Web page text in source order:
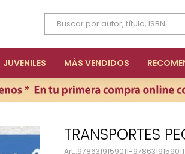
JUVENILES MÁS VENDIDOS
TRANSPORTES
9786319159011-9786319159011